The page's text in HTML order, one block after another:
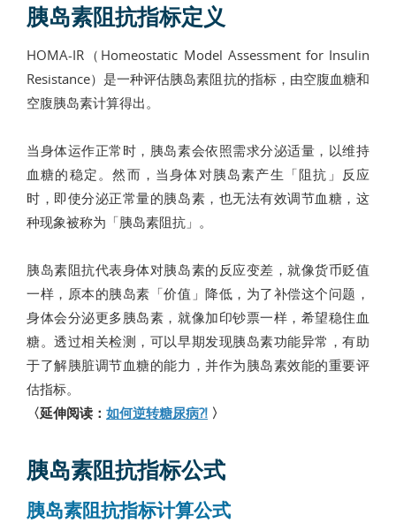
胰岛素阻抗指标定义
HOMA-IR（Homeostatic Model Assessment for Insulin
Resistance）是一种评估胰岛素阻抗的指标，由空腹血糖和
空腹胰岛素计算得出。
当身体运作正常时，胰岛素会依照需求分泌适量，以维持
血糖的稳定。然而，当身体对胰岛素产生「阻抗」反应
时，即使分泌正常量的胰岛素，也无法有效调节血糖，这
种现象被称为「胰岛素阻抗」。
胰岛素阻抗代表身体对胰岛素的反应变差，就像货币贬值
一样，原本的胰岛素「价值」降低，为了补偿这个问题，
身体会分泌更多胰岛素，就像加印钞票一样，希望稳住血
糖。透过相关检测，可以早期发现胰岛素功能异常，有助
于了解胰脏调节血糖的能力，并作为胰岛素效能的重要评
估指标。
〈延伸阅读： 如何逆转糖尿病?! 〉
胰岛素阻抗指标公式
胰岛素阻抗指标计算公式